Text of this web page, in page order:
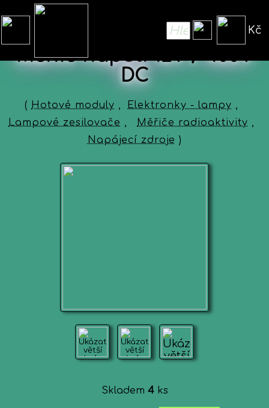
Kč
Měnič napětí 12V / 400V
DC
( Hotové moduly , Elektronky - lampy ,
Lampové zesilovače , Měřiče radioaktivity ,
Napájecí zdroje )
Skladem 4ks